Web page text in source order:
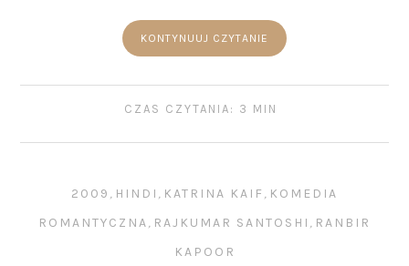
KONTYNUUJ CZYTANIE
CZAS CZYTANIA: 3 MIN
2009 , HINDI , KATRINA KAIF , KOMEDIA
ROMANTYCZNA, RAJKUMAR SANTOSHI , RANBIR
KAPOOR